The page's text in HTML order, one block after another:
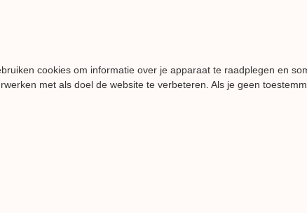
cookies om informatie over je apparaat te raadplegen en
met als doel de website te verbeteren. Als je geen